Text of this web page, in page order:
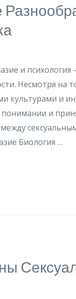
и
Несмотря на
культурами и
и
Биология …